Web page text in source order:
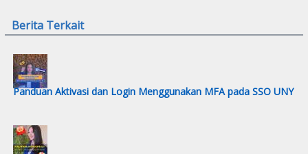
Berita Terkait
Panduan Aktivasi dan Login Menggunakan MFA pada SSO UNY